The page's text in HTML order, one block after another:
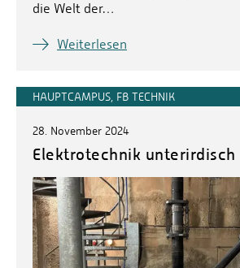
die Welt der…
Weiterlesen
HAUPTCAMPUS, FB TECHNIK
28. November 2024
Elektrotechnik unterirdisch